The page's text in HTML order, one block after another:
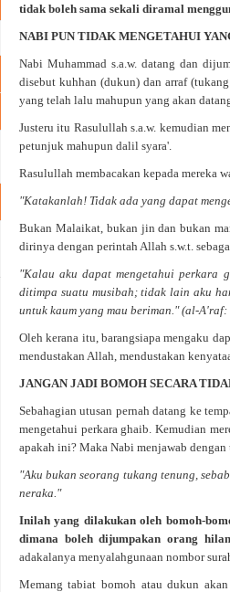
tidak boleh sama sekali diramal
NABI PUN TIDAK MENGETAHUI
Nabi Muhammad s.a.w. datang dan
disebut kuhhan (dukun) dan arraf
yang telah lalu mahupun yang akan
Justeru itu Rasulullah s.a.w. kemudian
petunjuk mahupun dalil syara'.
Rasulullah membacakan kepada mereka
"Katakanlah! Tidak ada yang dapat
Bukan Malaikat, bukan jin dan bukan
dirinya dengan perintah Allah s.w.t.
"Kalau aku dapat mengetahui perkara
ditimpa suatu musibah; tidak lain aku
untuk kaum yang mau beriman." (al-A'raf:
Oleh kerana itu, barangsiapa mengaku
mendustakan Allah, mendustakan
JANGAN JADI BOMOH SECARA
Sebahagian utusan pernah datang ke
mengetahui perkara ghaib. Kemudian
apakah ini? Maka Nabi menjawab dengan
"Aku bukan seorang tukang tenung,
neraka."
Inilah yang dilakukan oleh bomoh-
dimana boleh dijumpakan orang
adakalanya menyalahgunaan nombor
Memang tabiat bomoh atau dukun